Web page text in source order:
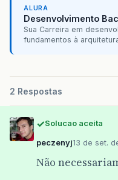
ALURA
Desenvolvimento
Sua Carreira em
fundamentos à
2 Respostas
Solucao aceita
peczenyj13 de set.
Não